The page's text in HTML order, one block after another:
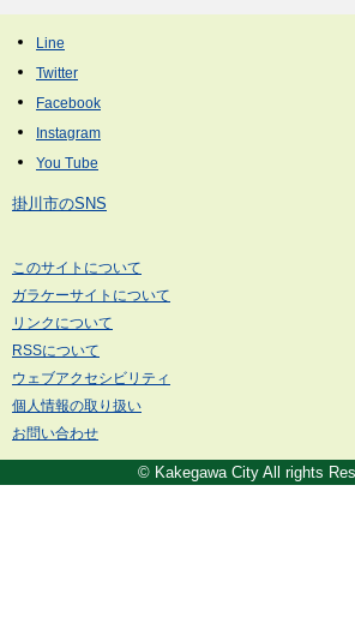
掛川市のSNS
このサイトについて
ガラケーサイトについて
リンクについて
RSSについて
ウェブアクセシビリティ
個人情報の取り扱い
お問い合わせ
© Kakegawa City All rights